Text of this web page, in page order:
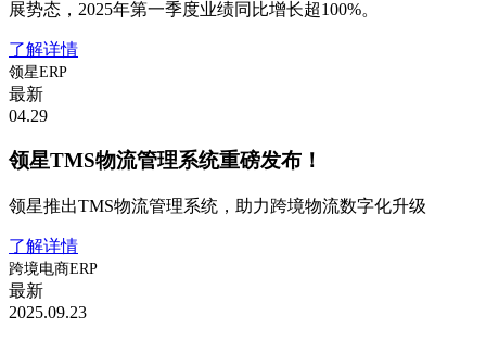
展势态，2025年第一季度业绩同比增长超100%。
了解详情
领星ERP
最新
04.29
领星TMS物流管理系统重磅发布！
领星推出TMS物流管理系统，助力跨境物流数字化升级
了解详情
跨境电商ERP
最新
2025.09.23